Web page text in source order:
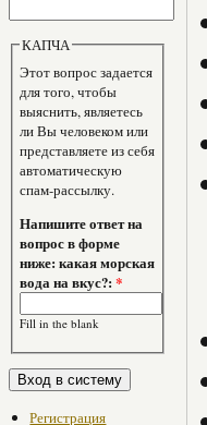
КАПЧА
Этот вопрос задается
для того, чтобы
выяснить, являетесь
ли Вы человеком или
представляете из себя
автоматическую
спам-рассылку.
Напишите ответ на
вопрос в форме
ниже: какая морская
вода на вкус?:*
Fill in the blank
Регистрация